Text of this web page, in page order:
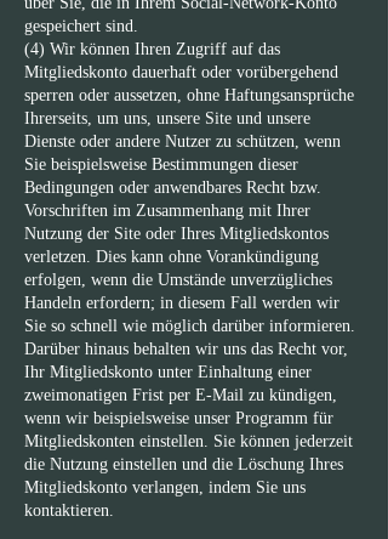
gespeichert sind.
(4) Wir können Ihren Zugriff auf das
Mitgliedskonto dauerhaft oder vorübergehend
sperren oder aussetzen, ohne Haftungsansprüche
Ihrerseits, um uns, unsere Site und unsere
Dienste oder andere Nutzer zu schützen, wenn
Sie beispielsweise Bestimmungen dieser
Bedingungen oder anwendbares Recht bzw.
Vorschriften im Zusammenhang mit Ihrer
Nutzung der Site oder Ihres Mitgliedskontos
verletzen. Dies kann ohne Vorankündigung
erfolgen, wenn die Umstände unverzügliches
Handeln erfordern; in diesem Fall werden wir
Sie so schnell wie möglich darüber informieren.
Darüber hinaus behalten wir uns das Recht vor,
Ihr Mitgliedskonto unter Einhaltung einer
zweimonatigen Frist per E-Mail zu kündigen,
wenn wir beispielsweise unser Programm für
Mitgliedskonten einstellen. Sie können jederzeit
die Nutzung einstellen und die Löschung Ihres
Mitgliedskonto verlangen, indem Sie uns
kontaktieren.